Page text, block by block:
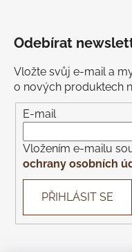
Odebírat
Vložte svůj e-mail a
o nových produktech
E-mail
Vložením e-mailu
ochrany osobních
PŘIHLÁSIT SE